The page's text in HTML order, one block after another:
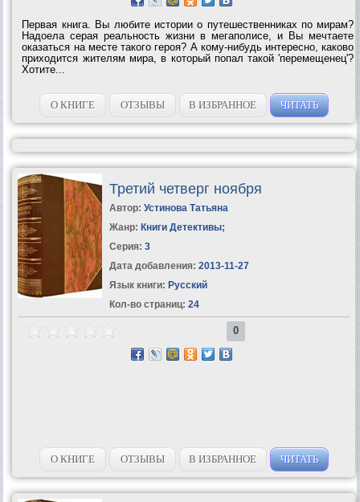
Первая книга. Вы любите истории о путешественниках по мирам?
Надоела серая реальность жизни в мегаполисе, и Вы мечтаете
оказаться на месте такого героя? А кому-нибудь интересно, каково
приходится жителям мира, в который попал такой 'перемещенец'?
Хотите...
О КНИГЕ ОТЗЫВЫ В ИЗБРАННОЕ ЧИТАТЬ
Третий четверг ноября
Автор: Устинова Татьяна
Жанр: Книги Детективы;
Серия: 3
Дата добавления: 2013-11-27
Язык книги: Русский
Кол-во страниц: 24
0
О КНИГЕ ОТЗЫВЫ В ИЗБРАННОЕ ЧИТАТЬ